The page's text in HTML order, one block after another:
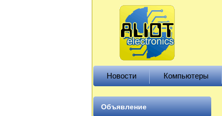
Новости Компьютеры
Объявление